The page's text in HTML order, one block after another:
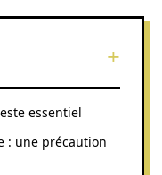
essentiel
: une précaution